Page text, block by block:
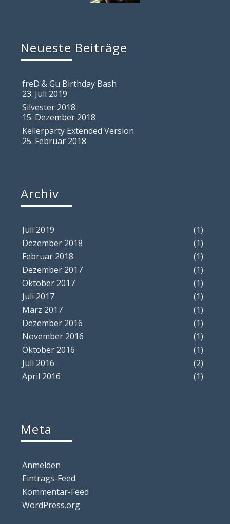
Neueste Beiträge
freD & Gu Birthday Bash
23. Juli 2019
Silvester 2018
15. Dezember 2018
Kellerparty Extended Version
25. Februar 2018
Archiv
Juli 2019
(1)
Dezember 2018
(1)
Februar 2018
(1)
Dezember 2017
(1)
Oktober 2017
(1)
Juli 2017
(1)
März 2017
(1)
Dezember 2016
(1)
November 2016
(1)
Oktober 2016
(1)
Juli 2016
(2)
April 2016
(1)
Meta
Anmelden
Eintrags-Feed
Kommentar-Feed
WordPress.org